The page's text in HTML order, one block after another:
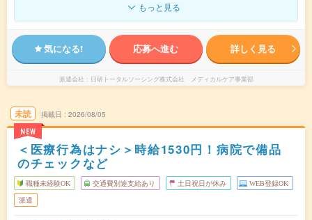
もっと見る
気になる! 応募へ進む 詳しく見る
派遣会社 日研トータルソーシング株式会社 メディカルケア事業部
未読
NEW
掲載日 2026/08/05
＜医療行為はナシ＞時給1530円！病院で備品
のチェックなど
職種未経験OK 交通費別途支給あり 土日祝日が休み WEB登録OK
派遣